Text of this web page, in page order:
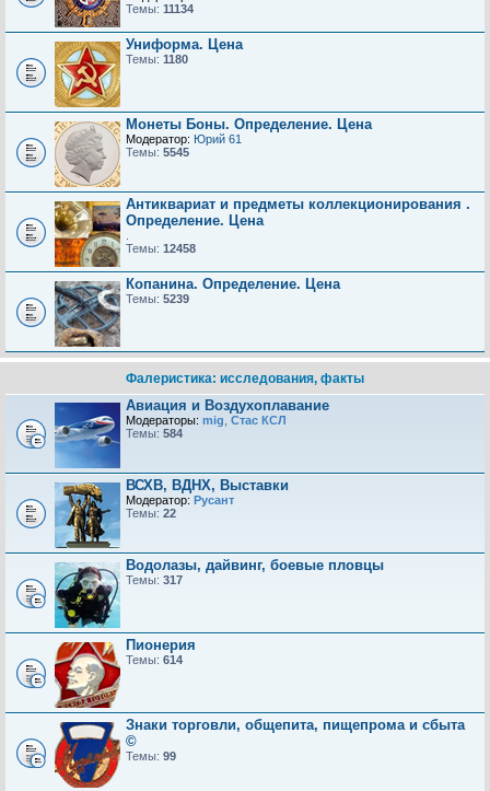
Темы: 11134
Униформа. Цена
Темы: 1180
Монеты Боны. Определение. Цена
Модератор: Юрий 61
Темы: 5545
Антиквариат и предметы коллекционирования .
Определение. Цена
Темы: 12458
Копанина. Определение. Цена
Темы: 5239
Фалеристика: исследования, факты
Авиация и Воздухоплавание
Модераторы: mig Стас КСЛ
Темы: 584
ВСХВ, ВДНХ, Выставки
Модератор: Русант
Темы: 22
Водолазы, дайвинг, боевые пловцы
Темы: 317
Пионерия
Темы: 614
Знаки торговли, общепита, пищепрома и сбыта
©
Темы: 99